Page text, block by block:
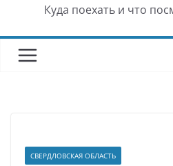
Куда поехать и что
СВЕРДЛОВСКАЯ ОБЛАСТЬ